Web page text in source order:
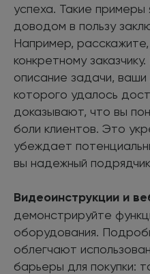
успеха. Такие
доводом в пользу
Например, расскажите,
конкретному
описание задачи, ваши
которого удалось
доказывают, что вы
боли клиентов. Это
убеждает
вы надежный
Видеоинструкции и
демонстрируйте
оборудования.
облегчают
барьеры для покупки: